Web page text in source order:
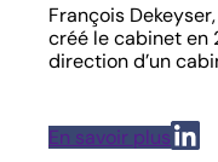
François
créé le cabinet en
direction d’un
En savoir plus